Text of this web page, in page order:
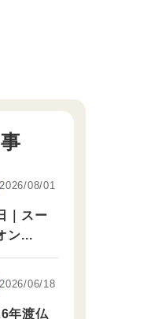
2026/08/01
｜スー
ン...
2026/06/18
年渡仏